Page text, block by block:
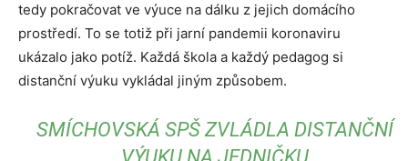
tedy pokračovat ve výuce na dálku z jejich domácího
prostředí. To se totiž při jarní pandemii koronaviru
ukázalo jako potíž. Každá škola a každý pedagog si
distanční výuku vykládal jiným způsobem.
SMÍCHOVSKÁ SPŠ ZVLÁDLA DISTANČNÍ